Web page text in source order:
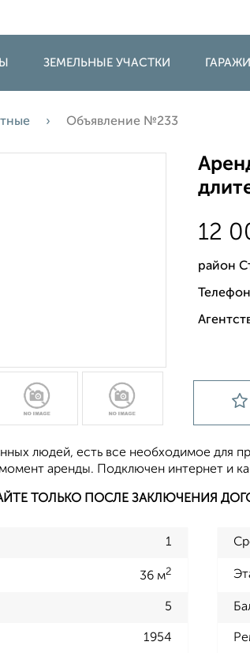
ЗЕМЕЛЬНЫЕ УЧАСТКИ
Объявление №233
12
район
людей, есть все необходимое для
аренды. Подключен интернет и
ТОЛЬКО ПОСЛЕ ЗАКЛЮЧЕНИЯ
1
36 м2
5
1954